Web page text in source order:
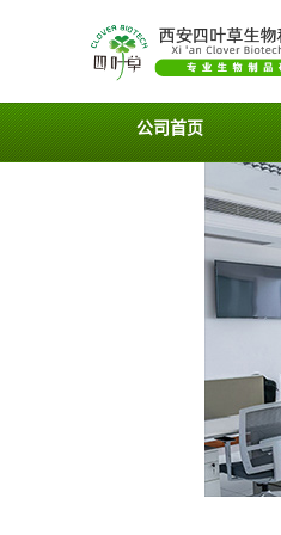
公司首页